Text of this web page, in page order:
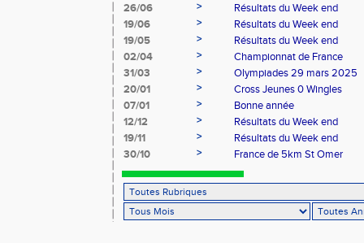
26/06
>
Résultats du Week end
19/06
>
Résultats du Week end
19/05
>
Résultats du Week end
02/04
>
Championnat de France
31/03
>
Olympiades 29 mars 2025
20/01
>
Cross Jeunes 0 Wingles
07/01
>
Bonne année
12/12
>
Résultats du Week end
19/11
>
Résultats du Week end
30/10
> France de 5km St Omer